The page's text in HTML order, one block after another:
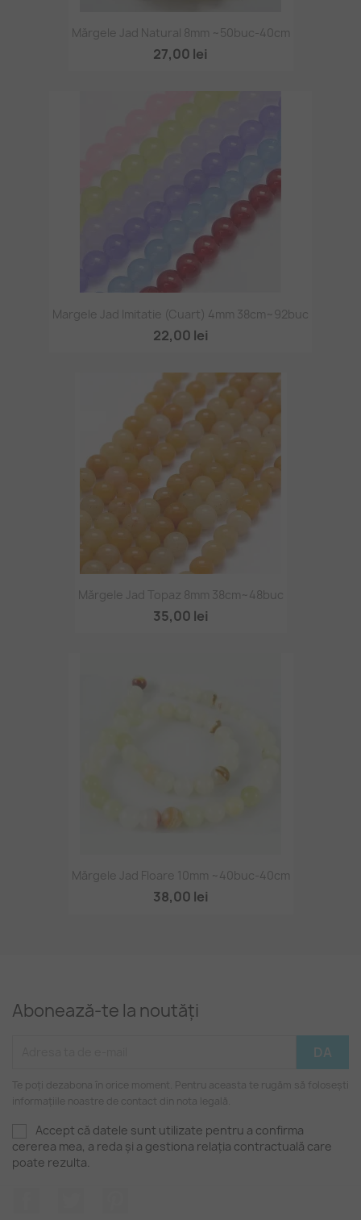
Mărgele Jad Natural 8mm ~50buc-40cm
27,00 lei
Margele Jad Imitatie (cuart) 4mm 38cm~92buc
22,00 lei
Mărgele Jad Topaz 8mm 38cm~48buc
35,00 lei
Mărgele Jad Floare 10mm ~40buc-40cm
38,00 lei
Abonează-te la noutăți
Te poți dezabona în orice moment. Pentru aceasta te rugăm să folosești
informațiile noastre de contact din nota legală.
Accept că datele sunt utilizate pentru a confirma
cererea mea, a reda și a gestiona relația contractuală care
poate rezulta.